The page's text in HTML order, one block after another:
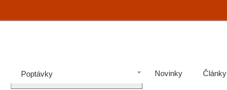
Poptávky Novinky Články